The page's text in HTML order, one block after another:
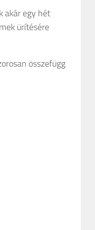
akár egy hét
ürítésére
összefügg